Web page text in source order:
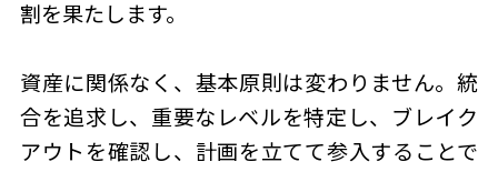
割を果たします。
資産に関係なく、基本原則は変わりません。統
合を追求し、重要なレベルを特定し、ブレイク
アウトを確認し、計画を立てて参入することで